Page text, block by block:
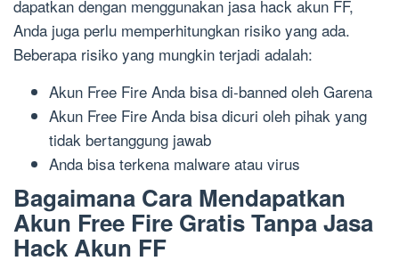
dapatkan dengan menggunakan jasa hack akun FF,
Anda juga perlu memperhitungkan risiko yang ada.
Beberapa risiko yang mungkin terjadi adalah:
Akun Free Fire Anda bisa di-banned oleh Garena
Akun Free Fire Anda bisa dicuri oleh pihak yang
tidak bertanggung jawab
Anda bisa terkena malware atau virus
Bagaimana Cara Mendapatkan
Akun Free Fire Gratis Tanpa Jasa
Hack Akun FF